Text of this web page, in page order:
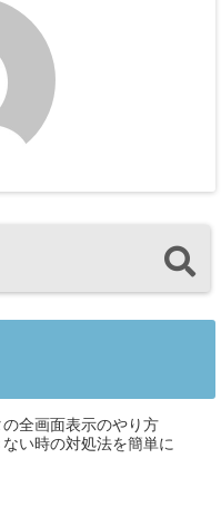
の全画面表示のやり方
ない時の対処法を簡単に